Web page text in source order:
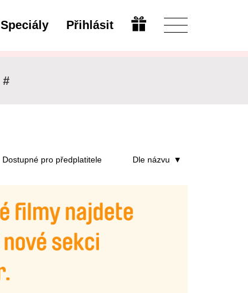
Speciály Přihlásit Upravit
#
Dostupné pro předplatitele Dle názvu